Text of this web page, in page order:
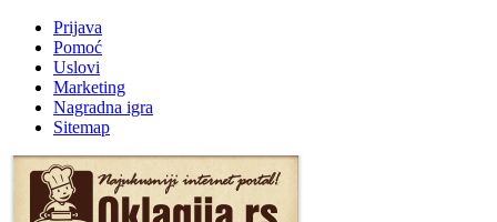
Prijava
Pomoć
Uslovi
Marketing
Nagradna igra
Sitemap